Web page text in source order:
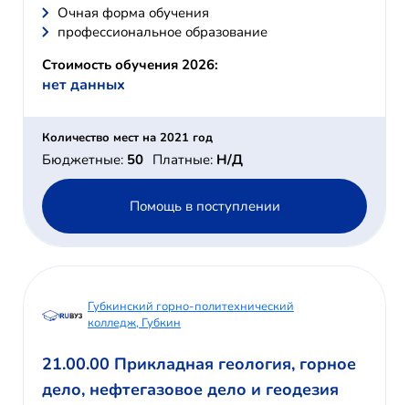
Очная форма обучения
профессиональное образование
Стоимость обучения 2026:
нет данных
Количество мест на 2021 год
Бюджетные: 50 Платные: Н/Д
Помощь в поступлении
Губкинский горно-политехнический
колледж, Губкин
21.00.00 Прикладная геология, горное
дело, нефтегазовое дело и геодезия